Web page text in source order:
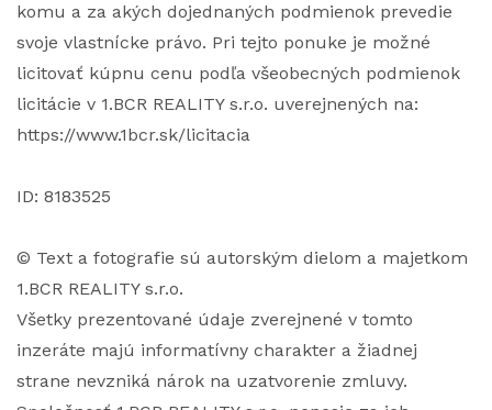
komu a za akých dojednaných podmienok prevedie
svoje vlastnícke právo. Pri tejto ponuke je možné
licitovať kúpnu cenu podľa všeobecných podmienok
licitácie v 1.BCR REALITY s.r.o. uverejnených na:
https://www.1bcr.sk/licitacia
ID: 8183525
© Text a fotografie sú autorským dielom a majetkom
1.BCR REALITY s.r.o.
Všetky prezentované údaje zverejnené v tomto
inzeráte majú informatívny charakter a žiadnej
strane nevzniká nárok na uzatvorenie zmluvy.